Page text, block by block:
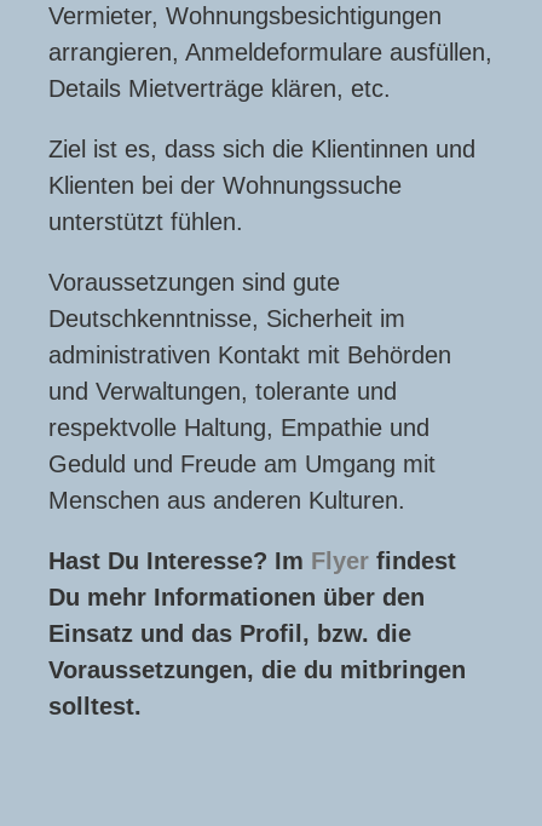
Vermieter, Wohnungsbesichtigungen
arrangieren, Anmeldeformulare ausfüllen,
Details Mietverträge klären, etc.
Ziel ist es, dass sich die Klientinnen und
Klienten bei der Wohnungssuche
unterstützt fühlen.
Voraussetzungen sind gute
Deutschkenntnisse, Sicherheit im
administrativen Kontakt mit Behörden
und Verwaltungen, tolerante und
respektvolle Haltung, Empathie und
Geduld und Freude am Umgang mit
Menschen aus anderen Kulturen.
Hast Du Interesse? Im Flyer findest
Du mehr Informationen über den
Einsatz und das Profil, bzw. die
Voraussetzungen, die du mitbringen
solltest.